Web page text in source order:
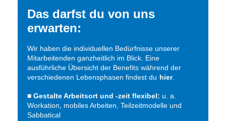
Das darfst du von uns
erwarten:
Wir haben die individuellen Bedürfnisse unserer
Mitarbeitenden ganzheitlich im Blick. Eine
ausführliche Übersicht der Benefits während der
verschiedenen Lebensphasen findest du hier.
■ Gestalte Arbeitsort und -zeit flexibel: u. a.
Workation, mobiles Arbeiten, Teilzeitmodelle und
Sabbatical